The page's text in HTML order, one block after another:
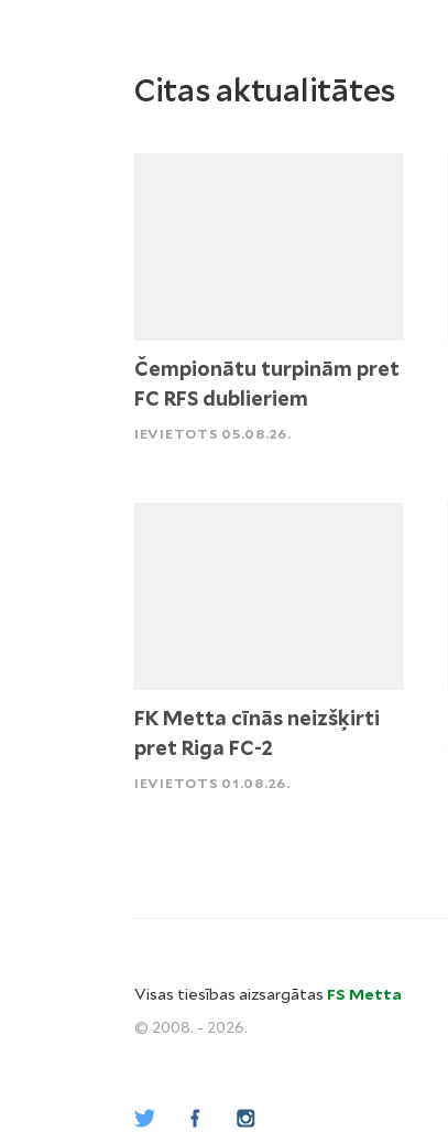
Citas aktualitātes
Čempionātu turpinām pret
FC RFS dublieriem
IEVIETOTS 05.08.26.
FK Metta cīnās neizšķirti
pret Riga FC-2
IEVIETOTS 01.08.26.
Visas tiesības aizsargātas FS Metta
© 2008. - 2026.